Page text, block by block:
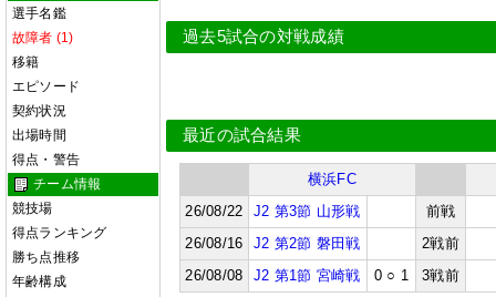
選手名鑑
故障者 (1)
移籍
エピソード
契約状況
出場時間
得点・警告
チーム情報
競技場
得点ランキング
勝ち点推移
年齢構成
過去5試合の対戦成績
最近の試合結果
横浜FC
26/08/22
J2 第3節 山形戦
前戦
26/08/16
J2 第2節 磐田戦
2戦前
26/08/08
J2 第1節 宮崎戦 0 ○ 1 3戦前